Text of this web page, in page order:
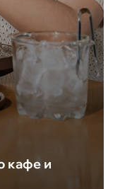
кафе и